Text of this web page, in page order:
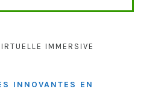
IMMERSIVE
INNOVANTES EN